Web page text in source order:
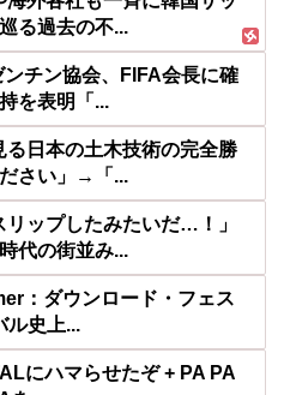
る過去の不...
ンチン協会、FIFA会長に確
を表明「...
日本の土木技術の完全勝
さい」→「...
ップしたみたいだ…！」
代の街並み...
：ダウンロード・フェス
ル史上...
にハマらせたぞ + PA PA